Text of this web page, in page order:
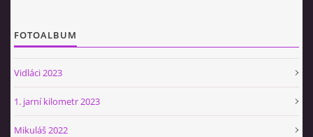
FOTOALBUM
Vidláci 2023
1. jarní kilometr 2023
Mikuláš 2022